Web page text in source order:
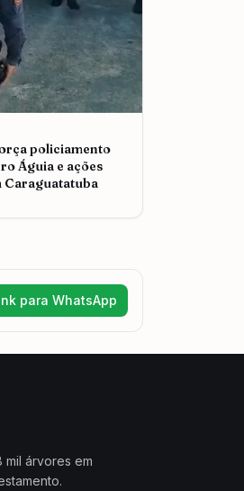
policiamento
Águia e ações
Caraguatatuba
para WhatsApp
mil árvores em